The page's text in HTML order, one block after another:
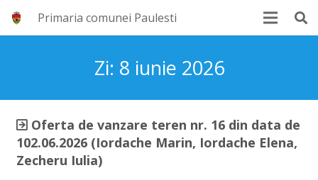
Primaria comunei Paulesti
Zi: 8 iunie 2026
Oferta de vanzare teren nr. 16 din data de
102.06.2026 (Iordache Marin, Iordache Elena,
Zecheru Iulia)